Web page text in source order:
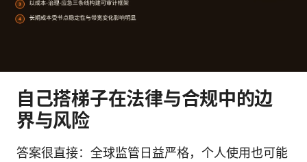
自己搭梯子在法律与合规中的边
界与风险
答案很直接：全球监管日益严格，个人使用也可能